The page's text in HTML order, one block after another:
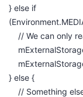
} else if
// We can only
} else {
// Something